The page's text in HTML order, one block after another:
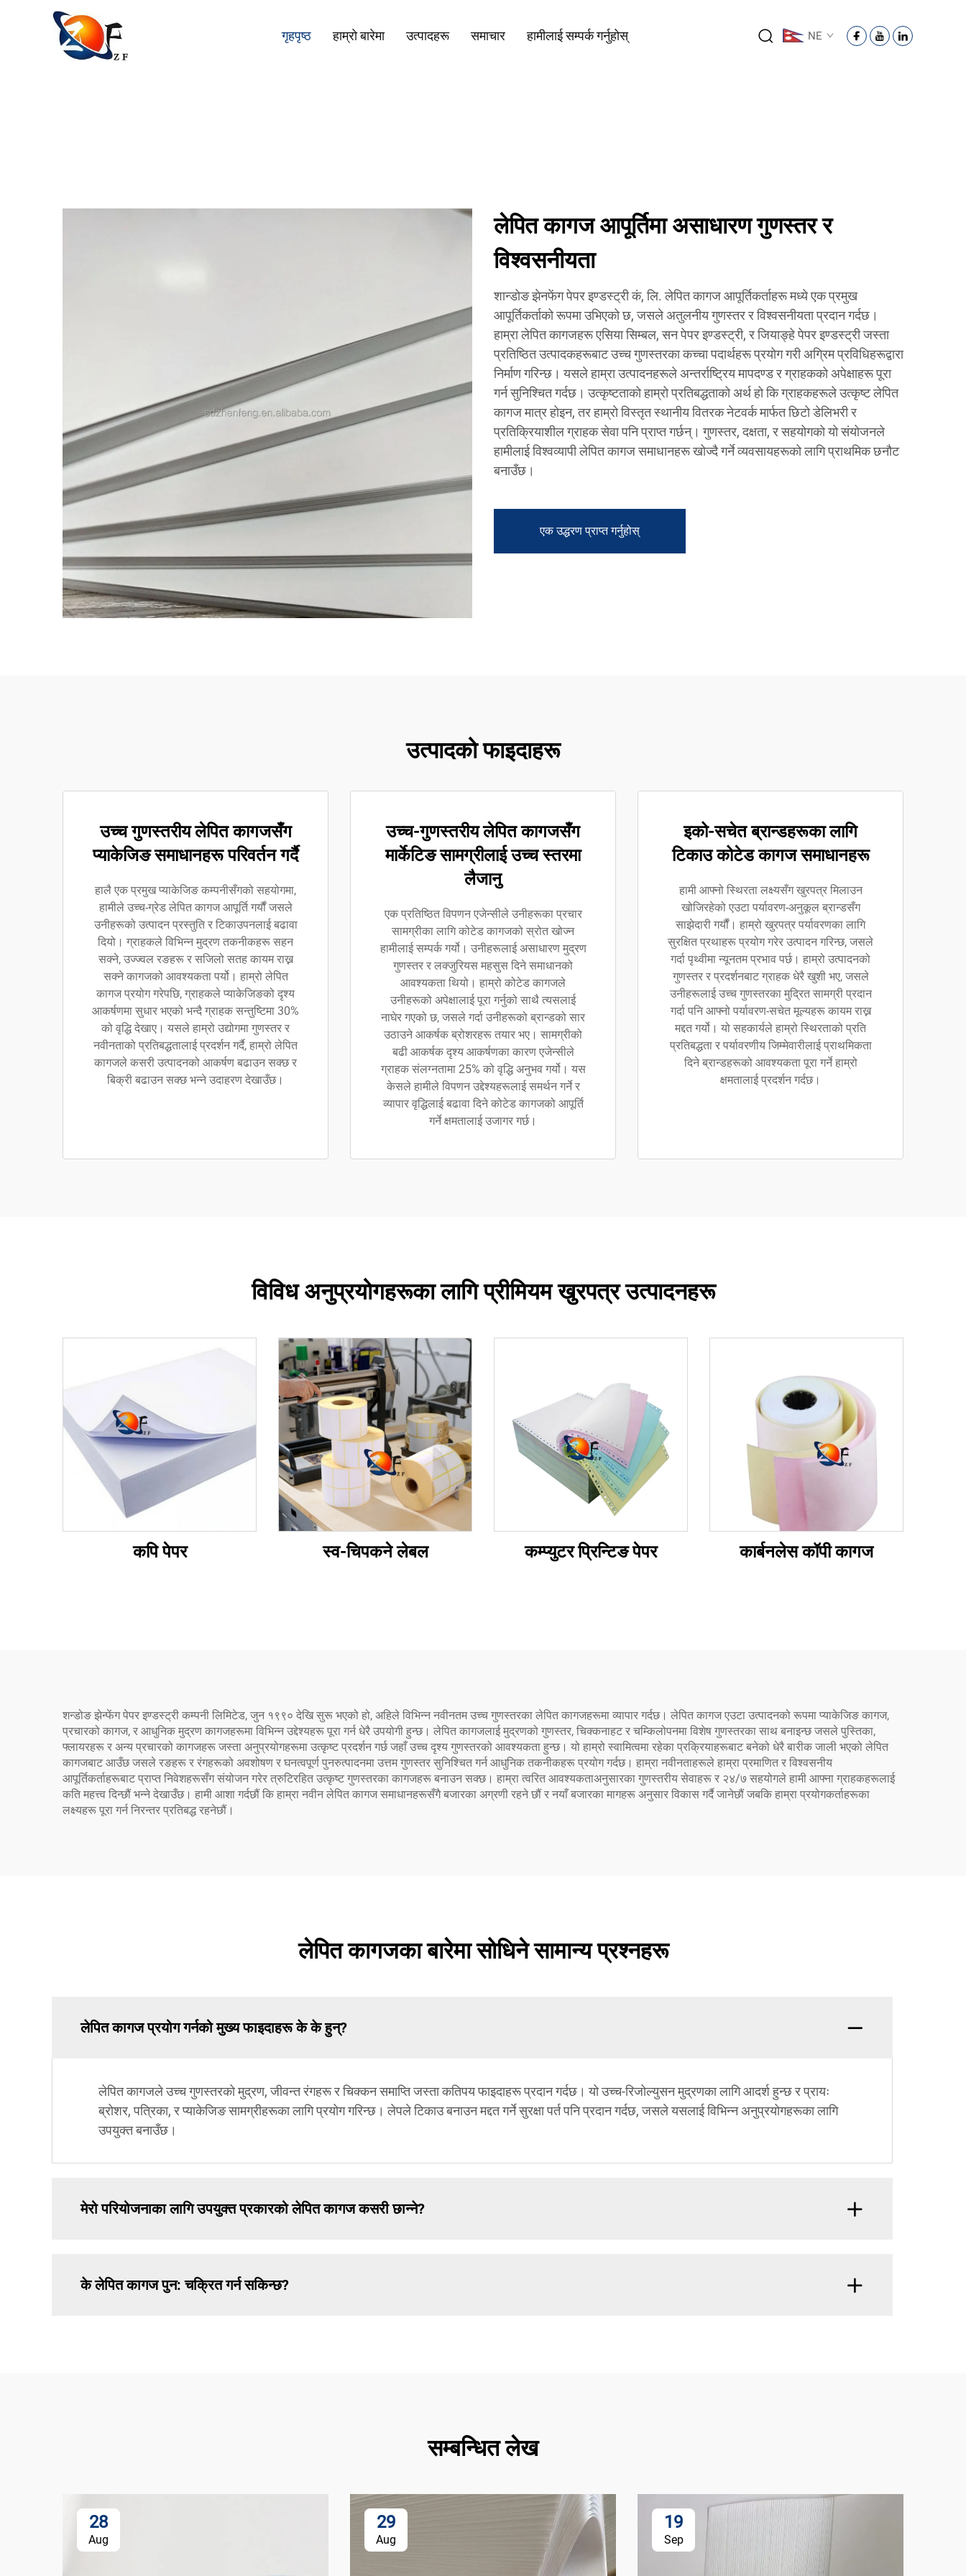
गृहपृष्ठ हाम्रो बारेमा उत्पादहरू समाचार हामीलाई सम्पर्क गर्नुहोस् NE
लेपित कागज आपूर्तिमा असाधारण गुणस्तर र
विश्वसनीयता
शान्डोङ झेनफेंग पेपर इण्डस्ट्री कं, लि. लेपित कागज आपूर्तिकर्ताहरू मध्ये एक प्रमुख
आपूर्तिकर्ताको रूपमा उभिएको छ, जसले अतुलनीय गुणस्तर र विश्वसनीयता प्रदान गर्दछ।
हाम्रा लेपित कागजहरू एसिया सिम्बल, सन पेपर इण्डस्ट्री, र जियाङ्हे पेपर इण्डस्ट्री जस्ता
प्रतिष्ठित उत्पादकहरूबाट उच्च गुणस्तरका कच्चा पदार्थहरू प्रयोग गरी अग्रिम प्रविधिहरूद्वारा
निर्माण गरिन्छ। यसले हाम्रा उत्पादनहरूले अन्तर्राष्ट्रिय मापदण्ड र ग्राहकको अपेक्षाहरू पूरा
गर्न सुनिश्चित गर्दछ। उत्कृष्टताको हाम्रो प्रतिबद्धताको अर्थ हो कि ग्राहकहरूले उत्कृष्ट लेपित
कागज मात्र होइन, तर हाम्रो विस्तृत स्थानीय वितरक नेटवर्क मार्फत छिटो डेलिभरी र
प्रतिक्रियाशील ग्राहक सेवा पनि प्राप्त गर्छन्। गुणस्तर, दक्षता, र सहयोगको यो संयोजनले
हामीलाई विश्वव्यापी लेपित कागज समाधानहरू खोज्दै गर्ने व्यवसायहरूको लागि प्राथमिक छनौट
बनाउँछ।
एक उद्धरण प्राप्त गर्नुहोस्
उत्पादको फाइदाहरू
उच्च गुणस्तरीय लेपित कागजसँग
प्याकेजिङ समाधानहरू परिवर्तन गर्दै
हालै एक प्रमुख प्याकेजिङ कम्पनीसँगको सहयोगमा,
हामीले उच्च-ग्रेड लेपित कागज आपूर्ति गर्यौं जसले
उनीहरूको उत्पादन प्रस्तुति र टिकाउपनलाई बढावा
दियो। ग्राहकले विभिन्न मुद्रण तकनीकहरू सहन
सक्ने, उज्ज्वल रङहरू र सजिलो सतह कायम राख्न
सक्ने कागजको आवश्यकता पर्यो। हाम्रो लेपित
कागज प्रयोग गरेपछि, ग्राहकले प्याकेजिङको दृश्य
आकर्षणमा सुधार भएको भन्दै ग्राहक सन्तुष्टिमा 30%
को वृद्धि देखाए। यसले हाम्रो उद्योगमा गुणस्तर र
नवीनताको प्रतिबद्धतालाई प्रदर्शन गर्दै, हाम्रो लेपित
कागजले कसरी उत्पादनको आकर्षण बढाउन सक्छ र
बिक्री बढाउन सक्छ भन्ने उदाहरण देखाउँछ।
उच्च-गुणस्तरीय लेपित कागजसँग
मार्केटिङ सामग्रीलाई उच्च स्तरमा
लैजानु
एक प्रतिष्ठित विपणन एजेन्सीले उनीहरूका प्रचार
सामग्रीका लागि कोटेड कागजको स्रोत खोज्न
हामीलाई सम्पर्क गर्यो। उनीहरूलाई असाधारण मुद्रण
गुणस्तर र लक्जुरियस महसुस दिने समाधानको
आवश्यकता थियो। हाम्रो कोटेड कागजले
उनीहरूको अपेक्षालाई पूरा गर्नुको साथै त्यसलाई
नाघेर गएको छ, जसले गर्दा उनीहरूको ब्रान्डको सार
उठाउने आकर्षक ब्रोशरहरू तयार भए। सामग्रीको
बढी आकर्षक दृश्य आकर्षणका कारण एजेन्सीले
ग्राहक संलग्नतामा 25% को वृद्धि अनुभव गर्यो। यस
केसले हामीले विपणन उद्देश्यहरूलाई समर्थन गर्ने र
व्यापार वृद्धिलाई बढावा दिने कोटेड कागजको आपूर्ति
गर्ने क्षमतालाई उजागर गर्छ।
इको-सचेत ब्रान्डहरूका लागि
टिकाउ कोटेड कागज समाधानहरू
हामी आफ्नो स्थिरता लक्ष्यसँग खुरपत्र मिलाउन
खोजिरहेको एउटा पर्यावरण-अनुकूल ब्रान्डसँग
साझेदारी गर्यौं। हाम्रो खुरपत्र पर्यावरणका लागि
सुरक्षित प्रथाहरू प्रयोग गरेर उत्पादन गरिन्छ, जसले
गर्दा पृथ्वीमा न्यूनतम प्रभाव पर्छ। हाम्रो उत्पादनको
गुणस्तर र प्रदर्शनबाट ग्राहक धेरै खुशी भए, जसले
उनीहरूलाई उच्च गुणस्तरका मुद्रित सामग्री प्रदान
गर्दा पनि आफ्नो पर्यावरण-सचेत मूल्यहरू कायम राख्न
मद्दत गर्यो। यो सहकार्यले हाम्रो स्थिरताको प्रति
प्रतिबद्धता र पर्यावरणीय जिम्मेवारीलाई प्राथमिकता
दिने ब्रान्डहरूको आवश्यकता पूरा गर्ने हाम्रो
क्षमतालाई प्रदर्शन गर्दछ।
विविध अनुप्रयोगहरूका लागि प्रीमियम खुरपत्र उत्पादनहरू
कपि पेपर स्व-चिपकने लेबल कम्प्युटर प्रिन्टिङ पेपर कार्बनलेस कॉपी कागज
शन्डोङ झेन्फेंग पेपर इण्डस्ट्री कम्पनी लिमिटेड, जुन १९९० देखि सुरू भएको हो, अहिले विभिन्न नवीनतम उच्च गुणस्तरका लेपित कागजहरूमा व्यापार गर्दछ। लेपित कागज एउटा उत्पादनको रूपमा प्याकेजिङ कागज,
प्रचारको कागज, र आधुनिक मुद्रण कागजहरूमा विभिन्न उद्देश्यहरू पूरा गर्न धेरै उपयोगी हुन्छ। लेपित कागजलाई मुद्रणको गुणस्तर, चिक्कनाहट र चम्किलोपनमा विशेष गुणस्तरका साथ बनाइन्छ जसले पुस्तिका,
फ्लायरहरू र अन्य प्रचारको कागजहरू जस्ता अनुप्रयोगहरूमा उत्कृष्ट प्रदर्शन गर्छ जहाँ उच्च दृश्य गुणस्तरको आवश्यकता हुन्छ। यो हाम्रो स्वामित्वमा रहेका प्रक्रियाहरूबाट बनेको धेरै बारीक जाली भएको लेपित
कागजबाट आउँछ जसले रङहरू र रंगहरूको अवशोषण र घनत्वपूर्ण पुनरुत्पादनमा उत्तम गुणस्तर सुनिश्चित गर्न आधुनिक तकनीकहरू प्रयोग गर्दछ। हाम्रा नवीनताहरूले हाम्रा प्रमाणित र विश्वसनीय
आपूर्तिकर्ताहरूबाट प्राप्त निवेशहरूसँग संयोजन गरेर त्रुटिरहित उत्कृष्ट गुणस्तरका कागजहरू बनाउन सक्छ। हाम्रा त्वरित आवश्यकताअनुसारका गुणस्तरीय सेवाहरू र २४/७ सहयोगले हामी आफ्ना ग्राहकहरूलाई
कति महत्त्व दिन्छौं भन्ने देखाउँछ। हामी आशा गर्दछौं कि हाम्रा नवीन लेपित कागज समाधानहरूसँगै बजारका अग्रणी रहने छौं र नयाँ बजारका मागहरू अनुसार विकास गर्दै जानेछौं जबकि हाम्रा प्रयोगकर्ताहरूका
लक्ष्यहरू पूरा गर्न निरन्तर प्रतिबद्ध रहनेछौं।
लेपित कागजका बारेमा सोधिने सामान्य प्रश्नहरू
लेपित कागज प्रयोग गर्नको मुख्य फाइदाहरू के के हुन्?
लेपित कागजले उच्च गुणस्तरको मुद्रण, जीवन्त रंगहरू र चिक्कन समाप्ति जस्ता कतिपय फाइदाहरू प्रदान गर्दछ। यो उच्च-रिजोल्युसन मुद्रणका लागि आदर्श हुन्छ र प्रायः
ब्रोशर, पत्रिका, र प्याकेजिङ सामग्रीहरूका लागि प्रयोग गरिन्छ। लेपले टिकाउ बनाउन मद्दत गर्ने सुरक्षा पर्त पनि प्रदान गर्दछ, जसले यसलाई विभिन्न अनुप्रयोगहरूका लागि
उपयुक्त बनाउँछ।
मेरो परियोजनाका लागि उपयुक्त प्रकारको लेपित कागज कसरी छान्ने?
के लेपित कागज पुन: चक्रित गर्न सकिन्छ?
सम्बन्धित लेख
28
Aug
29
Aug
19
Sep